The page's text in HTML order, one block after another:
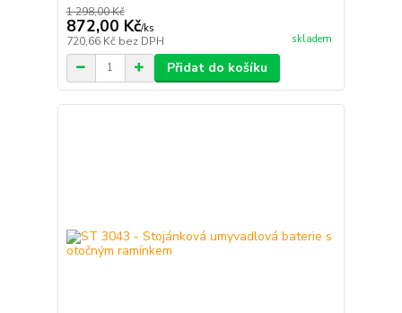
1 298,00 Kč
872,00 Kč/ks
720,66 Kč bez DPH skladem
Přidat do košíku